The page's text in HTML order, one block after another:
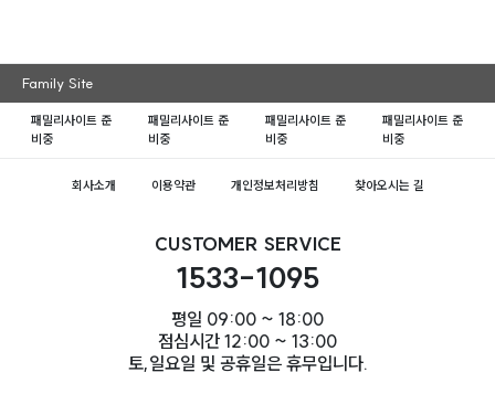
Family Site
패밀리사이트 준
비중
패밀리사이트 준
비중
패밀리사이트 준
비중
패밀리사이트 준
비중
회사소개 이용약관 개인정보처리방침 찾아오시는 길
CUSTOMER SERVICE
1533-1095
평일 09:00 ~ 18:00
점심시간 12:00 ~ 13:00
토,일요일 및 공휴일은 휴무입니다.